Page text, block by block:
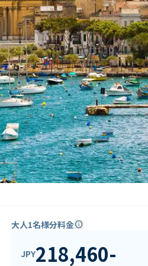
大人1名様分料金info
JPY218,460-